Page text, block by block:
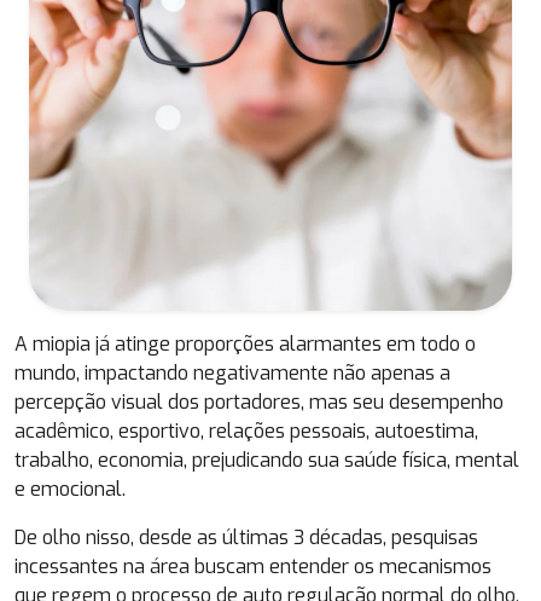
A miopia já atinge proporções alarmantes em todo o
mundo, impactando negativamente não apenas a
percepção visual dos portadores, mas seu desempenho
acadêmico, esportivo, relações pessoais, autoestima,
trabalho, economia, prejudicando sua saúde física, mental
e emocional.
De olho nisso, desde as últimas 3 décadas, pesquisas
incessantes na área buscam entender os mecanismos
que regem o processo de auto regulação normal do olho,